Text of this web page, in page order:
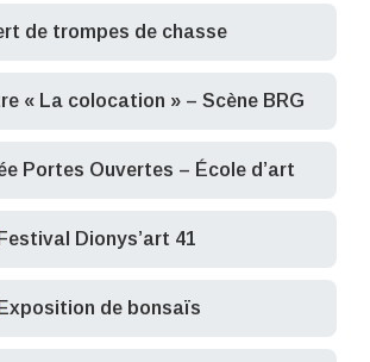
de trompes de chasse
« La colocation » – Scène BRG
Portes Ouvertes – École d’art
Festival Dionys’art 41
Exposition de bonsaïs